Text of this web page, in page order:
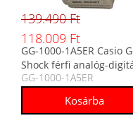
139.490 Ft
118.009 Ft
GG-1000-1A5ER Casio
Shock férfi analóg-
karóra
GG-1000-1A5ER